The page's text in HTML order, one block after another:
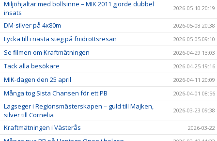
Miljöhjältar med bollsinne – MIK 2011 gjorde dubbel
insats
2026-05-10 20:19
DM-silver på 4x80m 2026-05-08 20:38
Lycka till i nästa steg på friidrottsresan 2026-05-05 09:10
Se filmen om Kraftmätningen 2026-04-29 13:03
Tack alla besökare 2026-04-25 19:16
MIK-dagen den 25 april 2026-04-11 20:09
Många tog Sista Chansen för ett PB 2026-04-01 08:56
Lagseger i Regionsmästerskapen – guld till Majken,
silver till Cornelia
2026-03-23 09:38
Kraftmätningen i Västerås 2026-03-22